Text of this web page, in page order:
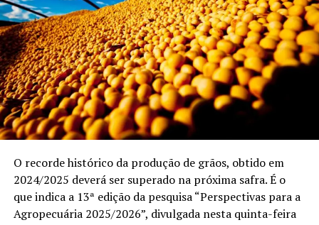
O recorde histórico da produção de grãos, obtido em
2024/2025 deverá ser superado na próxima safra. É o
que indica a 13ª edição da pesquisa “Perspectivas para a
Agropecuária 2025/2026”, divulgada nesta quinta-feira